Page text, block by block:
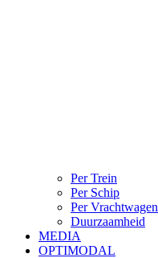
Per Trein
Per Schip
Per Vrachtwagen
Duurzaamheid
MEDIA
OPTIMODAL